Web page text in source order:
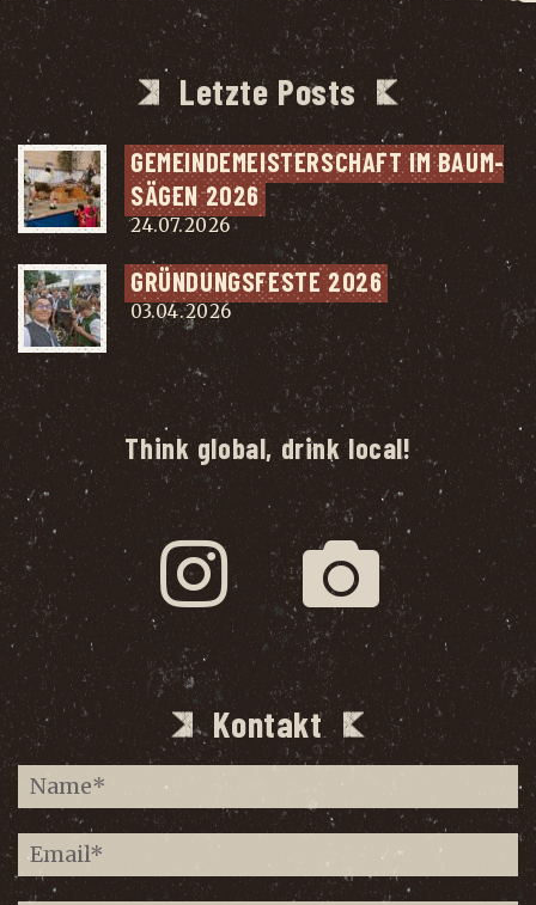
Letzte Posts
GEMEIN­DE­MEIS­TER­SCHAFT IM BAUM­
SÄ­GEN 2026
24.07.2026
GRÜN­DUNGS­FES­TE 2026
03.04.2026
Think global, drink local!
Kontakt